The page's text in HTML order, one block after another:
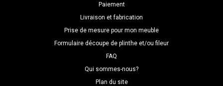
Paiement
Livraison et fabrication
Prise de mesure pour mon meuble
Formulaire découpe de plinthe et/ou fileur
FAQ
Qui sommes-nous?
Plan du site